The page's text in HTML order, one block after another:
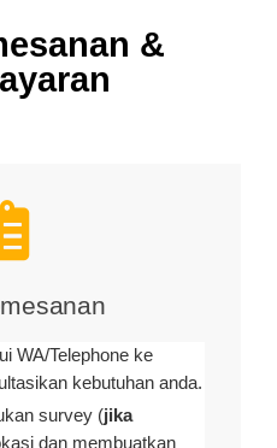
&
WA/Telephone ke
kebutuhan anda.
survey (jika
dan membuatkan